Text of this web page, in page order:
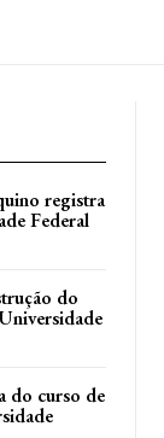
registra
Federal
do
do curso de